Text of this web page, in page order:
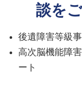
談を
後遺障害等級
高次脳機能障
ート